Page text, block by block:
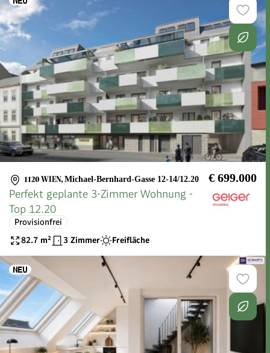
1120 WIEN, Michael-Bernhard-Gasse 12-14/12.20 € 699.000
Perfekt geplante 3-Zimmer Wohnung -
Top 12.20
Provisionfrei
82.7 m² 3 Zimmer Freifläche